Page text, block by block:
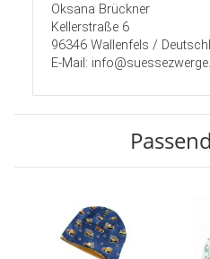
Oksana Brückner
Kellerstraße 6
96346 Wallenfels /
E-Mail: